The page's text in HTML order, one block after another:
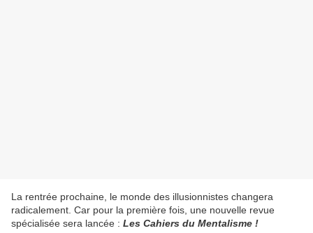
La rentrée prochaine, le monde des illusionnistes changera
radicalement. Car pour la première fois, une nouvelle revue
spécialisée sera lancée : Les Cahiers du Mentalisme !